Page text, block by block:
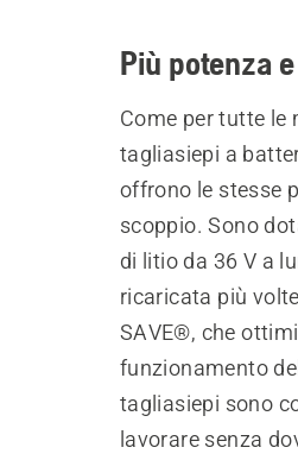
Più potenza
Come per tutte le
tagliasiepi a
offrono le stesse
scoppio. Sono
di litio da 36 V a
ricaricata più
SAVE®, che
funzionamento
tagliasiepi sono
lavorare senza